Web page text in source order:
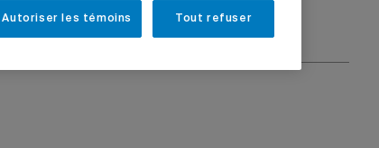
Tout refuser
Autoriser les témoins